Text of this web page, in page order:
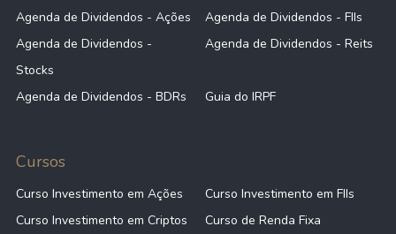
Agenda de Dividendos - Ações
Agenda de Dividendos - FIIs
Agenda de Dividendos -
Stocks
Agenda de Dividendos - Reits
Agenda de Dividendos - BDRs Guia do IRPF
Cursos
Curso Investimento em Ações
Curso Investimento em FIIs
Curso Investimento em Criptos
Curso de Renda Fixa